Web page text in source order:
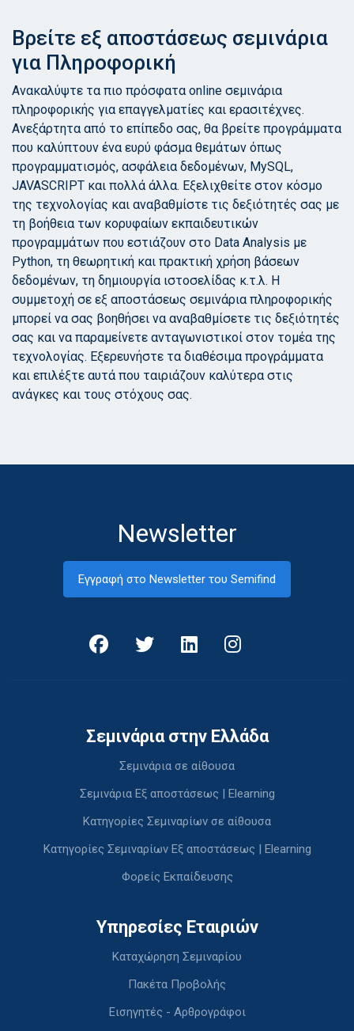
Βρείτε εξ αποστάσεως σεμινάρια
για Πληροφορική
Ανακαλύψτε τα πιο πρόσφατα online σεμινάρια
πληροφορικής για επαγγελματίες και ερασιτέχνες.
Ανεξάρτητα από το επίπεδο σας, θα βρείτε προγράμματα
που καλύπτουν ένα ευρύ φάσμα θεμάτων όπως
προγραμματισμός, ασφάλεια δεδομένων, MySQL,
JAVASCRIPT και πολλά άλλα. Εξελιχθείτε στον κόσμο
της τεχνολογίας και αναβαθμίστε τις δεξιότητές σας με
τη βοήθεια των κορυφαίων εκπαιδευτικών
προγραμμάτων που εστιάζουν στο Data Analysis με
Python, τη θεωρητική και πρακτική χρήση βάσεων
δεδομένων, τη δημιουργία ιστοσελίδας κ.τ.λ. Η
συμμετοχή σε εξ αποστάσεως σεμινάρια πληροφορικής
μπορεί να σας βοηθήσει να αναβαθμίσετε τις δεξιότητές
σας και να παραμείνετε ανταγωνιστικοί στον τομέα της
τεχνολογίας. Εξερευνήστε τα διαθέσιμα προγράμματα
και επιλέξτε αυτά που ταιριάζουν καλύτερα στις
ανάγκες και τους στόχους σας.
Newsletter
Εγγραφή στο Newsletter του Semifind
Σεμινάρια στην Ελλάδα
Σεμινάρια σε αίθουσα
Σεμινάρια Εξ αποστάσεως | Elearning
Κατηγορίες Σεμιναρίων σε αίθουσα
Κατηγορίες Σεμιναρίων Εξ αποστάσεως | Elearning
Φορείς Εκπαίδευσης
Υπηρεσίες Εταιριών
Καταχώρηση Σεμιναρίου
Πακέτα Προβολής
Εισηγητές - Αρθρογράφοι